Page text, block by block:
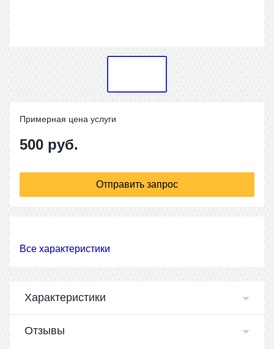
Примерная цена услуги
500 руб.
Отправить запрос
Все характеристики
Характеристики
Отзывы